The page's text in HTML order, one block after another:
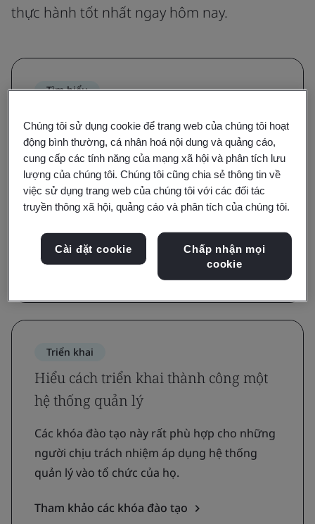
thực hành tốt nhất ngay hôm nay.
Tìm hiểu
yêu cầu của tiêu chuẩn
Với các khóa đào tạo về nhận thức và yêu cầu,
bạn sẽ được hướng dẫn về các thuật ngữ,
định nghĩa và nền tảng chính của một tiêu
chuẩn.
Tham khảo các khóa đào tạo
Triển khai
Hiểu cách triển khai thành công một
hệ thống quản lý
Các khóa đào tạo này rất phù hợp cho những
người chịu trách nhiệm áp dụng hệ thống
quản lý vào tổ chức của họ.
Tham khảo các khóa đào tạo
Chúng tôi sử dụng cookie để trang web của chúng tôi hoạt
động bình thường, cá nhân hoá nội dung và quảng cáo,
cung cấp các tính năng của mạng xã hội và phân tích lưu
lượng của chúng tôi. Chúng tôi cũng chia sẻ thông tin về
việc sử dụng trang web của chúng tôi với các đối tác
truyền thông xã hội, quảng cáo và phân tích của chúng tôi.
Cài đặt cookie
Chấp nhận mọi
cookie